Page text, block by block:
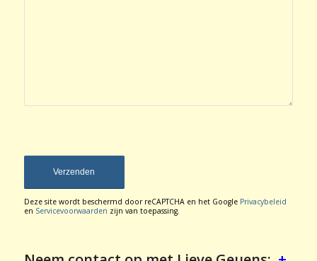
Deze site wordt beschermd door reCAPTCHA en het Google Privacybeleid
en Servicevoorwaarden zijn van toepassing.